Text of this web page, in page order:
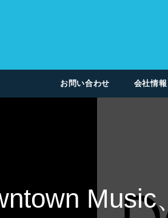
お問い合わせ 会社情報